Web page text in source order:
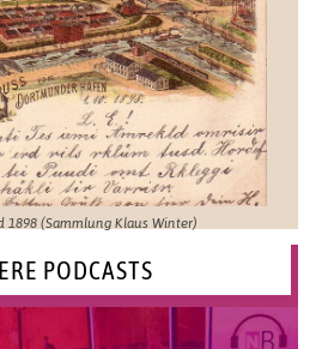
(Sammlung Klaus Winter)
PODCASTS